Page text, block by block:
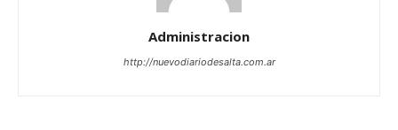
Administracion
http://nuevodiariodesalta.com.ar